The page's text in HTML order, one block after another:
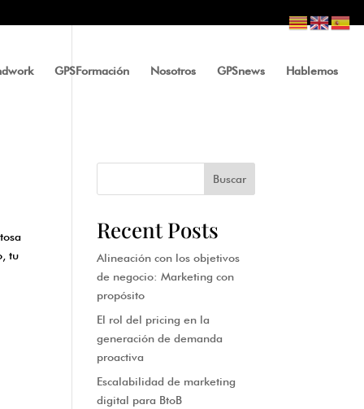
GPSFormación Nosotros GPSnews Hablemos
tu
Buscar
Recent Posts
Alineación con los objetivos
de negocio: Marketing con
propósito
El rol del pricing en la
generación de demanda
proactiva
Escalabilidad de marketing
digital para BtoB